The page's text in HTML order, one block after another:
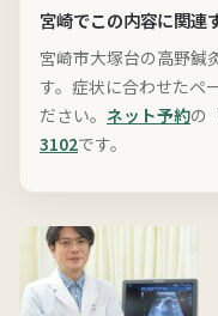
宮崎でこの内容に関連
宮崎市大塚台の高野鍼
す。症状に合わせたペ
ださい。 ネット予約の
3102です。